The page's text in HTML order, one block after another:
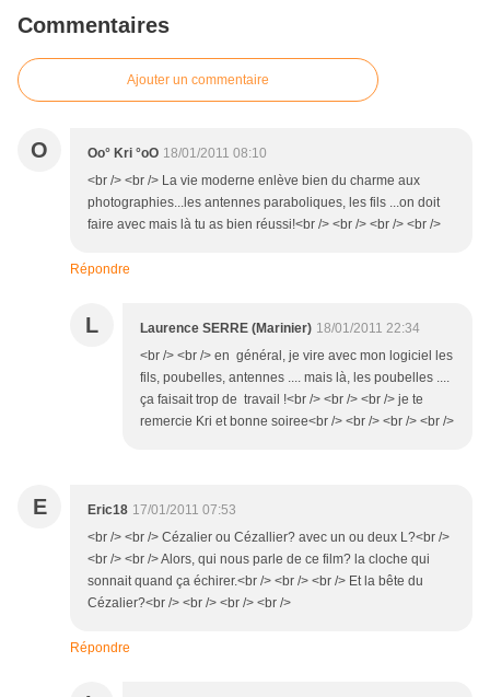
Commentaires
Ajouter un commentaire
O Oo° Kri °oO 18/01/2011 08:10
<br /> <br /> La vie moderne enlève bien du charme aux
photographies...les antennes paraboliques, les fils ...on doit
faire avec mais là tu as bien réussi!<br /> <br /> <br /> <br />
Répondre
L Laurence SERRE (Marinier) 18/01/2011 22:34
<br /> <br /> en général, je vire avec mon logiciel les
fils, poubelles, antennes .... mais là, les poubelles ....
ça faisait trop de travail !<br /> <br /> <br /> je te
remercie Kri et bonne soiree<br /> <br /> <br /> <br />
E Eric18 17/01/2011 07:53
<br /> <br /> Cézalier ou Cézallier? avec un ou deux L?<br />
<br /> <br /> Alors, qui nous parle de ce film? la cloche qui
sonnait quand ça échirer.<br /> <br /> <br /> Et la bête du
Cézalier?<br /> <br /> <br /> <br />
Répondre